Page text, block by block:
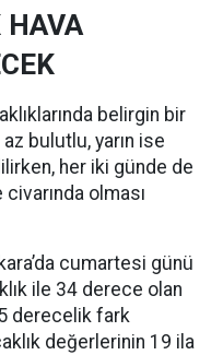
HAVA
belirgin bir
bulutlu, yarın ise
her iki günde de
olması
cumartesi günü
ile 34 derece olan
derecelik fark
değerlerinin 19 ila